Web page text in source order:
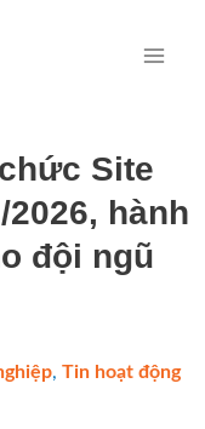
Site
hành
đội ngũ
, Tin hoạt động